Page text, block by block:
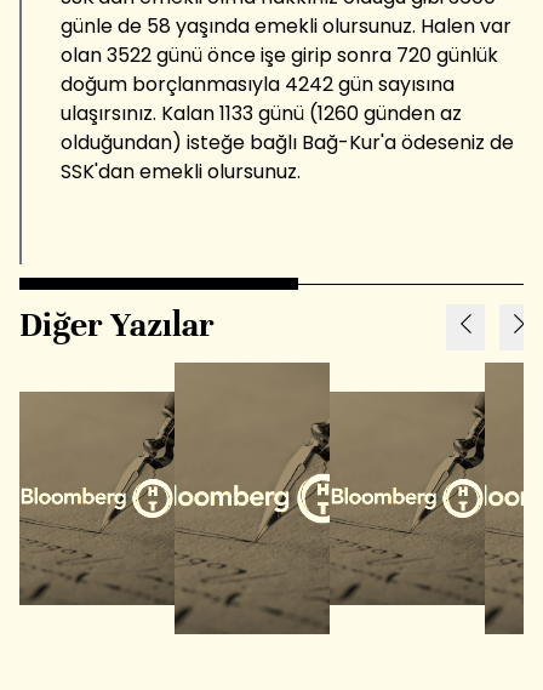
günle de 58 yaşında emekli olursunuz. Halen var
olan 3522 günü önce işe girip sonra 720 günlük
doğum borçlanmasıyla 4242 gün sayısına
ulaşırsınız. Kalan 1133 günü (1260 günden az
olduğundan) isteğe bağlı Bağ-Kur'a ödeseniz de
SSK'dan emekli olursunuz.
Diğer Yazılar